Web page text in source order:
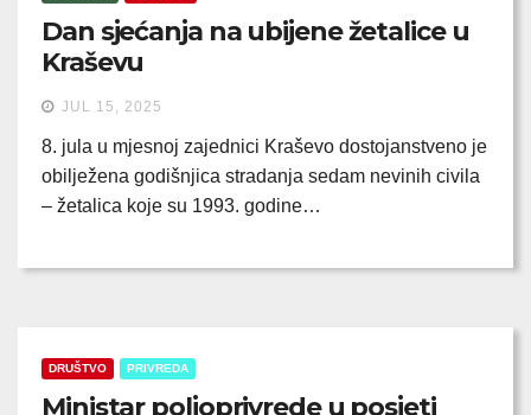
Dan sjećanja na ubijene žetalice u
Kraševu
JUL 15, 2025
8. jula u mjesnoj zajednici Kraševo dostojanstveno je
obilježena godišnjica stradanja sedam nevinih civila
– žetalica koje su 1993. godine…
DRUŠTVO PRIVREDA
Ministar poljoprivrede u posjeti